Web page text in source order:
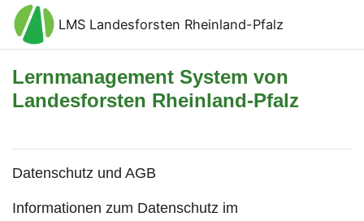
Zum Hauptinhalt
LMS Landesforsten Rheinland-Pfalz
Lernmanagement System von
Landesforsten Rheinland-Pfalz
Datenschutz und AGB
Informationen zum Datenschutz im